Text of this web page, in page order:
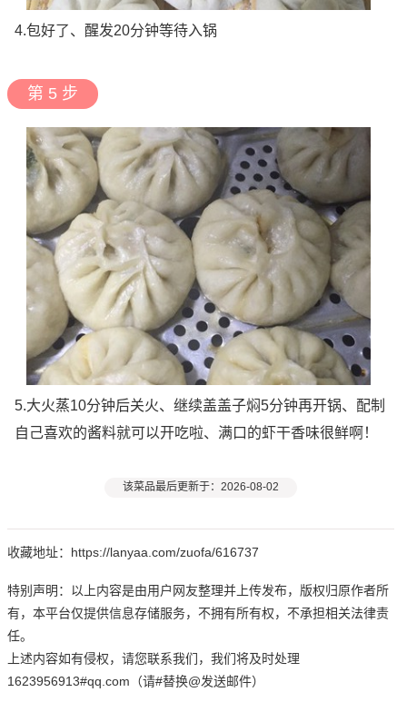
4.包好了、醒发20分钟等待入锅
第 5 步
5.大火蒸10分钟后关火、继续盖盖子焖5分钟再开锅、配制
自己喜欢的酱料就可以开吃啦、满口的虾干香味很鲜啊！
该菜品最后更新于：2026-08-02
收藏地址：https://lanyaa.com/zuofa/616737
特别声明：以上内容是由用户网友整理并上传发布，版权归原作者所
有，本平台仅提供信息存储服务，不拥有所有权，不承担相关法律责
任。
上述内容如有侵权，请您联系我们，我们将及时处理
1623956913#qq.com（请#替换@发送邮件）